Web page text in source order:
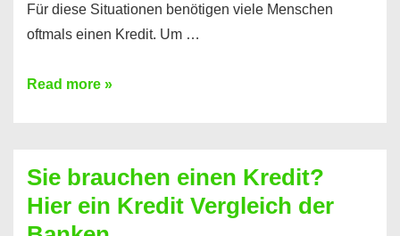
Für diese Situationen benötigen viele Menschen
oftmals einen Kredit. Um …
Brauchen
Summe
Geld?
Hier
Read more »
Sie brauchen einen Kredit?
Hier ein Kredit Vergleich der